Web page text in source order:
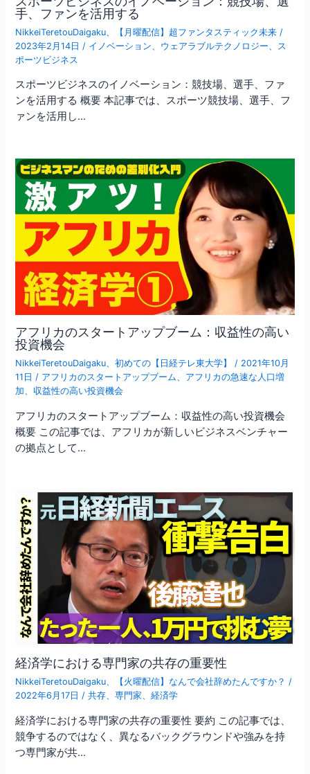
手、ファンを活用する
NikkeiTeretouDaigaku 【月曜配信】超ファンタスティック未来 /
2023年2月14日 / イノベーション ウェアラブルテクノロジー
ス
ポーツビジネス
スポーツビジネスのイノベーション：競技場、選手、ファ
ンを活用する 概要 本記事では、スポーツ競技場、選手、フ
ァンを活用し…
アフリカのスタートアップブーム：収益性の高い
投資機会
NikkeiTeretouDaigaku、初めての【日経テレ東大学】 / 2021年10月
11日 / アフリカのスタートアップブーム、 アフリカの急速な人口増
加、 収益性の高い投資機会
アフリカのスタートアップブーム：収益性の高い投資機会
概要 この記事では、アフリカが新しいビジネスベンチャー
の拠点として…
経済学における専門家の共存の重要性
NikkeiTeretouDaigaku、 【火曜配信】なんで会社辞めたんですか？ /
2022年6月17日 /共存、専門家、経済学
経済学における専門家の共存の重要性 要約 この記事では、
競争するのではなく、異なるバックグラウンドや強みを持
つ専門家が共…